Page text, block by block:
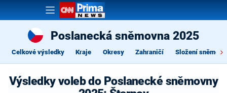
Poslanecká sněmovna 2025
Celkové výsledky Kraje Okresy Zahraničí Složení
Výsledky voleb do Poslanecké sněmovny